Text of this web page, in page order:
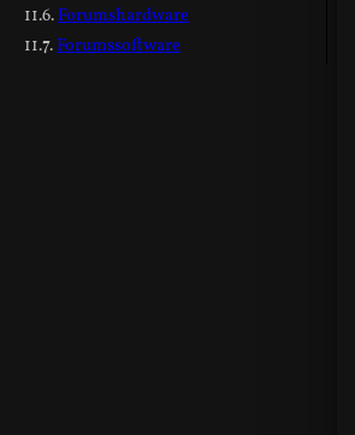
Forumshardware
Forumssoftware